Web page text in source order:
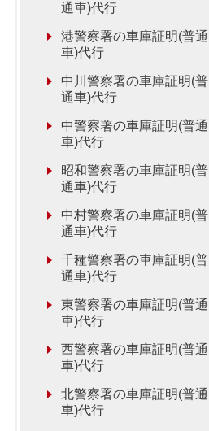
通車)代行
港警察署の車庫証明(普通
車)代行
中川警察署の車庫証明(普
通車)代行
中警察署の車庫証明(普通
車)代行
昭和警察署の車庫証明(普
通車)代行
中村警察署の車庫証明(普
通車)代行
千種警察署の車庫証明(普
通車)代行
東警察署の車庫証明(普通
車)代行
西警察署の車庫証明(普通
車)代行
北警察署の車庫証明(普通
車)代行